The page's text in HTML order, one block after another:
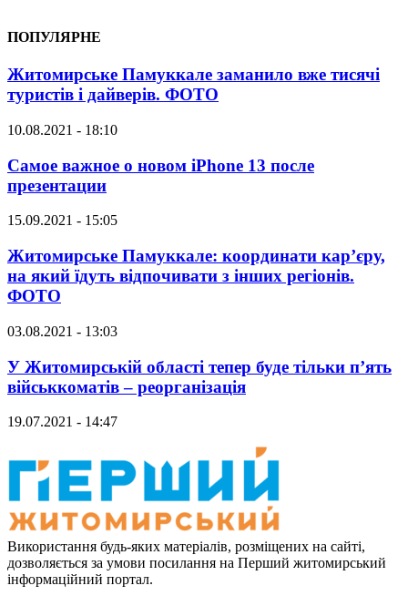
ПОПУЛЯРНЕ
Житомирське Памуккале заманило вже тисячі
туристів і дайверів. ФОТО
10.08.2021 - 18:10
Самое важное о новом iPhone 13 после
презентации
15.09.2021 - 15:05
Житомирське Памуккале: координати кар’єру,
на який їдуть відпочивати з інших регіонів.
ФОТО
03.08.2021 - 13:03
У Житомирській області тепер буде тільки п’ять
військкоматів – реорганізація
19.07.2021 - 14:47
Використання будь-яких матеріалів, розміщених на сайті,
дозволяється за умови посилання на Перший житомирський
інформаційний портал.